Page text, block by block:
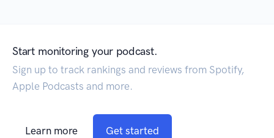
Start monitoring your podcast.
Sign up to track rankings and reviews from Spotify,
Apple Podcasts and more.
Learn more Get started